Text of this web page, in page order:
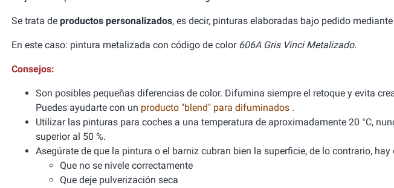
Se trata de productos personalizados, es decir, pinturas elaboradas bajo pedido
En este caso: pintura metalizada con código de color 606A Gris Vinci Metalizado.
Consejos:
Son posibles pequeñas diferencias de color. Difumina siempre el retoque y evita
Puedes ayudarte con un producto "blend" para difuminados .
Utilizar las pinturas para coches a una temperatura de aproximadamente 20 °C,
superior al 50 %.
Asegúrate de que la pintura o el barniz cubran bien la superficie, de lo contrario, hay
Que no se nivele correctamente
Que deje pulverización seca